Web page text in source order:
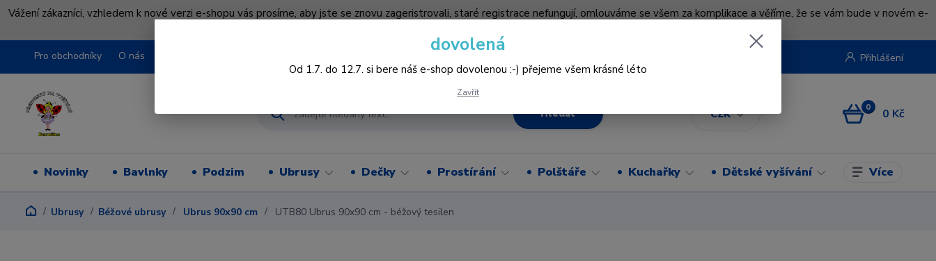
Vážení zákazníci, vzhledem k nové verzi e-shopu vás prosíme, aby jste se znovu zageristrovali, staré registrace nefungují, omlouváme se všem za komplikace a věříme, že se vám bude v novém e-
Pro obchodníky O nás
CZK
Přihlášení
Hledat 0 0 Kč
Novinky Bavlnky Podzim Ubrusy Dečky Prostírání Polštáře Kuchařky Dětské vyšívání Více
Ubrusy Béžové ubrusy Ubrus 90x90 cm UTB80 Ubrus 90x90 cm - béžový tesilen
dovolená
Od 1.7. do 12.7. si bere náš e-shop dovolenou :-) přejeme všem krásné léto
Zavřít